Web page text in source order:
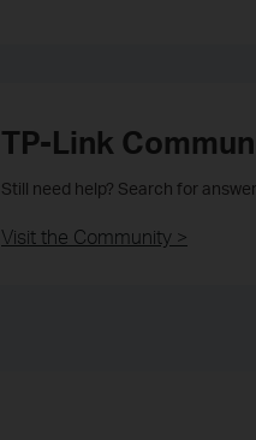
TP-Link
Still need help? Search for
Visit the Community >